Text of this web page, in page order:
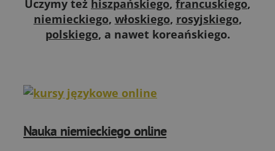
Uczymy też hiszpańskiego, francuskiego,
niemieckiego, włoskiego, rosyjskiego,
polskiego, a nawet koreańskiego.
Nauka niemieckiego online